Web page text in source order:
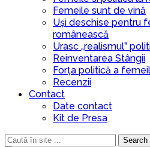
Femeile sunt de vină
Uși deschise pentru
românească
Urasc „realismul”
Reinventarea Stângii
Forța politică a
Recenzii
Contact
Date contact
Kit de Presa
Search